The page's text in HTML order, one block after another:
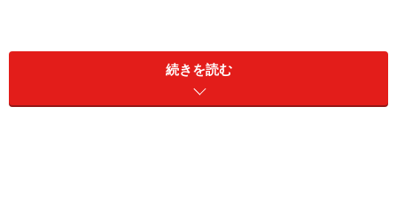
※当サイトにおける医師・医療従事者等による情報の提供は、診
断・治療行為ではありません。診断・治療を必要とする方は、適
切な医療機関での受診をおすすめいたします。記事内容は執筆者
個人の見解によるものであり、全ての方への有効性を保証するも
続きを読む